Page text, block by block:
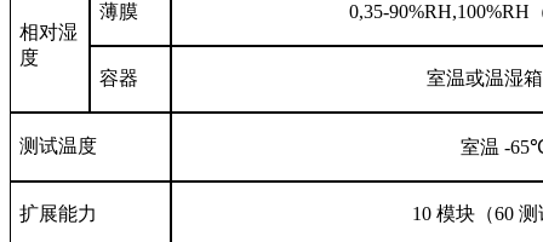
相对湿
度
薄膜 0,35-90%RH,100%RH
容器 室温或温湿
测试温度 室温 -
扩展能力 10 模块（60 测